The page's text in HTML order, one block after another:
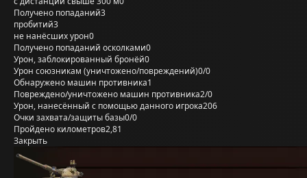
Получено попаданий3
пробитий3
не нанёсших урон0
Получено попаданий осколками0
Урон, заблокированный бронёй0
Урон союзникам (уничтожено/повреждений)0/0
Обнаружено машин противника1
Повреждено/уничтожено машин противника2/0
Урон, нанесённый с помощью данного игрока206
Очки захвата/защиты базы0/0
Пройдено километров2,81
Закрыть